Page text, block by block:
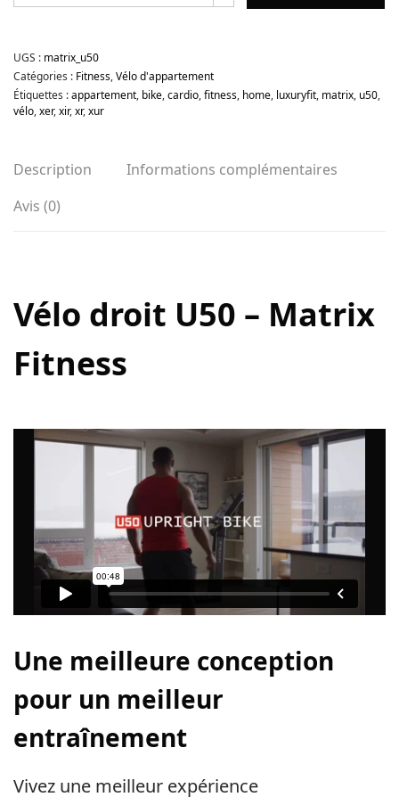
UGS : matrix_u50
Catégories : Fitness,Vélo d'appartement
Étiquettes :appartement, bike,cardio,fitness, home, luxuryfit, matrix, u50,
vélo,xer,xir,xr,xur
Description
Informations complémentaires
Avis (0)
Vélo droit U50 – Matrix
Fitness
Une meilleure conception
pour un meilleur
entraînement
Vivez une meilleur expérience